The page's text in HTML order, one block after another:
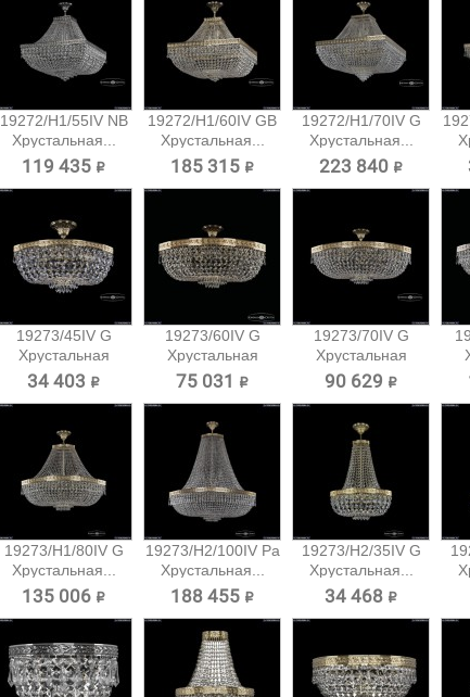
19272/H1/55IV NB
Хрустальная...
119 435 ₽
19272/H1/60IV GB
Хрустальная...
185 315 ₽
19272/H1/70IV G
Хрустальная...
223 840 ₽
19273/45IV G
Хрустальная
потолочная...
34 403 ₽
19273/60IV G
Хрустальная
потолочная...
75 031 ₽
19273/70IV G
Хрустальная
потолочная...
90 629 ₽
19273/H1/80IV G
Хрустальная...
135 006 ₽
19273/H2/100IV Pa
Хрустальная...
188 455 ₽
19273/H2/35IV G
Хрустальная...
34 468 ₽